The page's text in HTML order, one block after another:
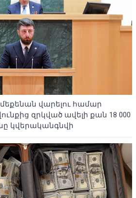
վարելու համար
զրկված ավելի քան 18 000
կվերականգնվի